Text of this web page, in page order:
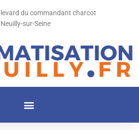
du commandant charcot
sur-Seine